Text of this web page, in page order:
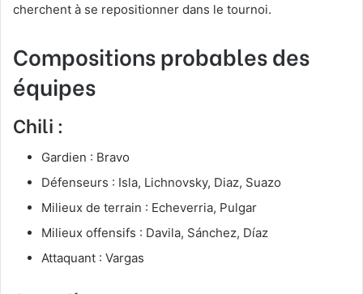
cherchent à se repositionner dans le tournoi.
Compositions probables des
équipes
Chili :
Gardien : Bravo
Défenseurs : Isla, Lichnovsky, Diaz, Suazo
Milieux de terrain : Echeverria, Pulgar
Milieux offensifs : Davila, Sánchez, Díaz
Attaquant : Vargas